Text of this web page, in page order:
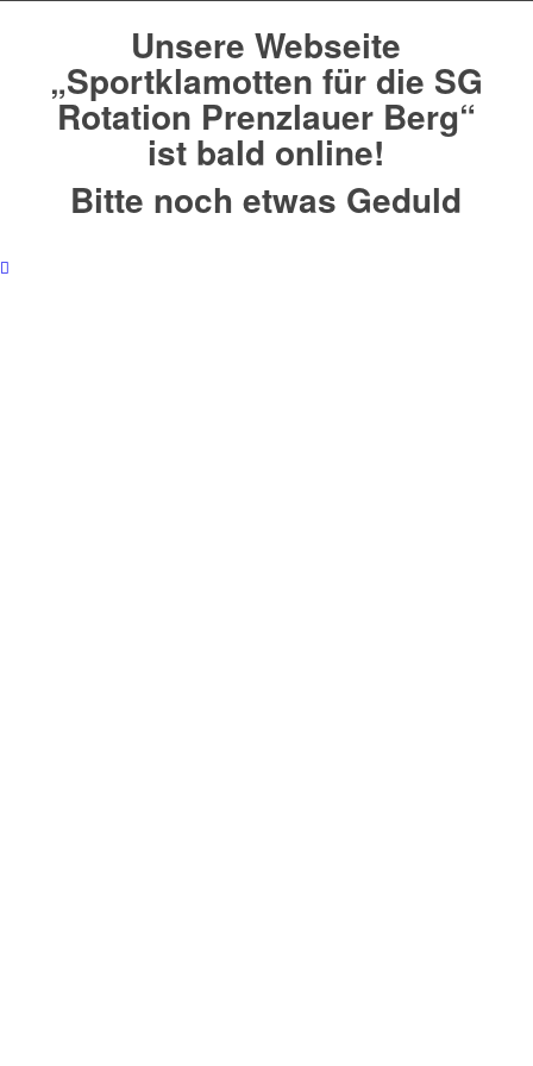
Unsere Webseite
„Sportklamotten für die SG
Rotation Prenzlauer Berg“
ist bald online!
Bitte noch etwas Geduld